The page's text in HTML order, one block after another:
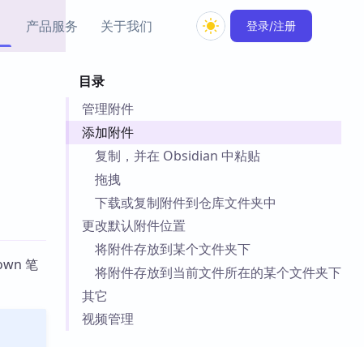
产品服务
集市
主题下载与外观美化
Zotero 教程
关于我们 登录/注册
目录
管理附件
添加附件
复制，并在 Obsidian 中粘贴
拖拽
下载或复制附件到仓库文件夹中
更改默认附件位置
将附件存放到某个文件夹下
将附件存放到当前文件所在的某个文件夹下
其它
视频管理
笔